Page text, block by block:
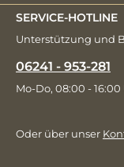
SERVICE-HOTLINE
Unterstützung und
06241 - 953-281
Mo-Do, 08:00 -
Oder über unser